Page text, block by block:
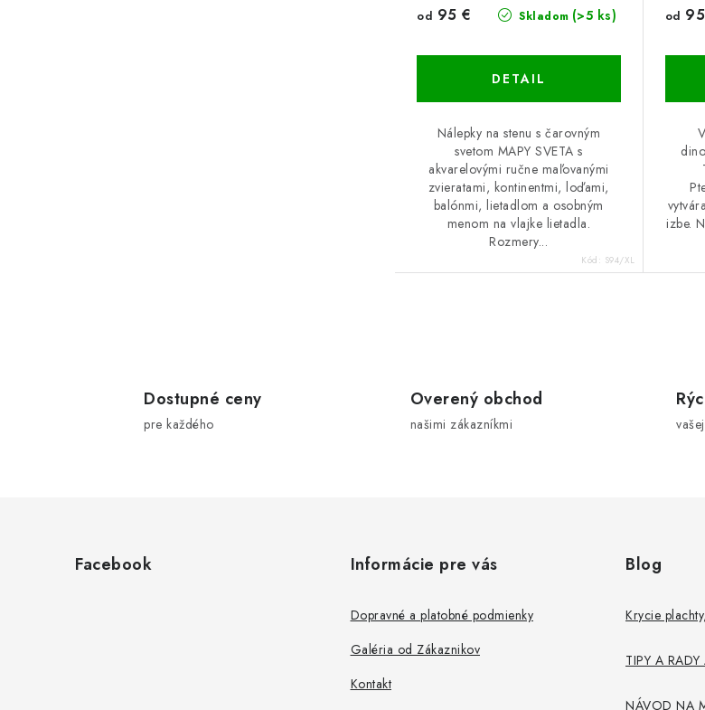
Skladom (>5 ks)
od 95 €
DETAIL
Nálepky na stenu s čarovným
svetom MAPY SVETA s
akvarelovými ručne maľovanými
zvieratami, kontinentmi, loďami,
balónmi, lietadlom a osobným
menom na vlajke lietadla.
Rozmery...
Kód: S94/XL
od
izbe.
i
p
r
Dostupné ceny
pre každého
Overený obchod
našimi zákazníkmi
Facebook Informácie pre vás
Dopravné a platobné podmienky
Galéria od Zákaznikov
Kontakt
Blog
Krycie
TIPY A
NÁVOD NA